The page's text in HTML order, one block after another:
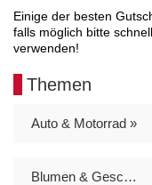
Einige der besten
falls möglich bitte
verwenden!
Themen
Auto & Motorrad »
Blumen & Geschenke »